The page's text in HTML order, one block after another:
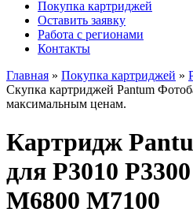
Покупка картриджей
Оставить заявку
Работа с регионами
Контакты
Главная » Покупка картриджей »
Скупка картриджей Pantum
максимальным ценам.
Картридж
для P3010
M6800 M7100